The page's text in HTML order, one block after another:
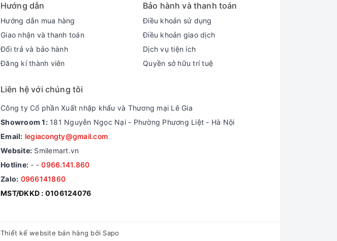
Hướng dẫn
Hướng dẫn mua hàng
Giao nhận và thanh toán
Đổi trả và bảo hành
Đăng kí thành viên
Bảo hành và thanh toán
Điều khoản sử dụng
Điều khoản giao dịch
Dịch vụ tiện ích
Quyền sở hữu trí tuệ
Liên hệ với chúng tôi
Công ty Cổ phần Xuất nhập khẩu và Thương mại Lê Gia
Showroom 1:181 Nguyễn Ngọc Nại - Phường Phương Liệt - Hà Nội
Email: legiacongty@gmail.com
Website: Smilemart.vn
Hotline: - -0966.141.860
Zalo: 0966141860
MST/ĐKKD : 0106124076
Thiết kế website bán hàng bởi Sapo